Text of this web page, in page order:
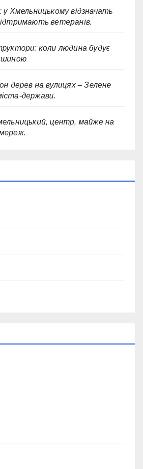
у Хмельницькому відзначать
ветеранів.
коли людина будує
дерев на вулицях – Зелене
держави.
центр, майже на